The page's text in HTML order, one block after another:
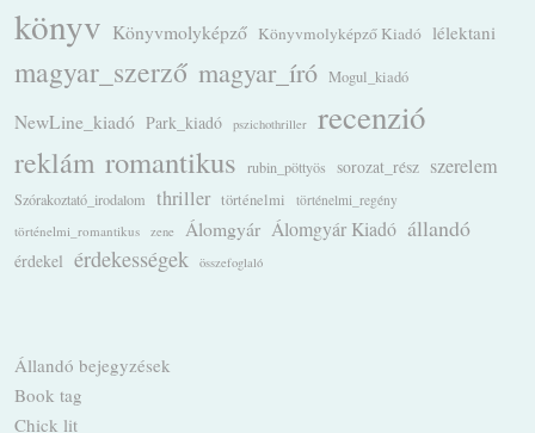
könyv Könyvmolyképző Könyvmolyképző Kiadó lélektani
magyar_szerző magyar_író Mogul_kiadó
NewLine_kiadó Park_kiadó pszichothriller recenzió
reklám romantikus rubin_pöttyös sorozat_rész szerelem
Szórakoztató_irodalom thriller történelmi
történelmi_regény
történelmi_romantikus
zene Álomgyár Álomgyár Kiadó állandó
érdekel érdekességek összefoglaló
Állandó bejegyzések
Book tag
Chick lit